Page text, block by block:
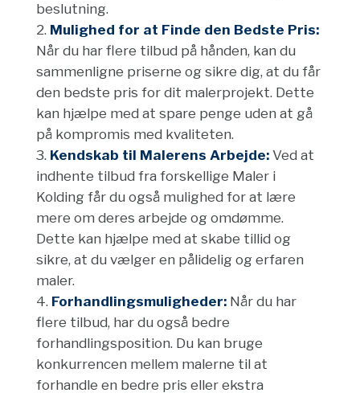
beslutning.
Mulighed for at Finde den Bedste Pris:
Når du har flere tilbud på hånden, kan du
sammenligne priserne og sikre dig, at du får
den bedste pris for dit malerprojekt. Dette
kan hjælpe med at spare penge uden at gå
på kompromis med kvaliteten.
Kendskab til Malerens Arbejde:Ved at
indhente tilbud fra forskellige Maler i
Kolding får du også mulighed for at lære
mere om deres arbejde og omdømme.
Dette kan hjælpe med at skabe tillid og
sikre, at du vælger en pålidelig og erfaren
maler.
Forhandlingsmuligheder:Når du har
flere tilbud, har du også bedre
forhandlingsposition. Du kan bruge
konkurrencen mellem malerne til at
forhandle en bedre pris eller ekstra